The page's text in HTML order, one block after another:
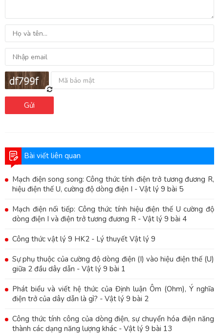
Gửi
Bài viết liên quan
Mạch điện song song: Công thức tính điện trở tương đương R,
hiệu điện thế U, cường độ dòng điện I - Vật lý 9 bài 5
Mạch điện nối tiếp: Công thức tính hiệu điện thế U cường độ
dòng điện I và điện trở tương đương R - Vật lý 9 bài 4
Công thức vật lý 9 HK2 - Lý thuyết Vật lý 9
Sự phụ thuộc của cường độ dòng điện (I) vào hiệu điện thế (U)
giữa 2 đầu dây dẫn - Vật lý 9 bài 1
Phát biểu và viết hệ thức của Định luận Ôm (Ohm), Ý nghĩa
điện trở của dây dẫn là gì? - Vật lý 9 bài 2
Công thức tính công của dòng điện, sự chuyển hóa điện năng
thành các dạng năng lượng khác - Vật lý 9 bài 13